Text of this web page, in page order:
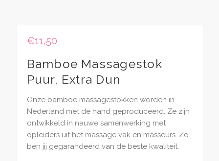
€11,50
Bamboe Massagestok
Puur, Extra Dun
Onze bamboe massagestokken worden in
Nederland met de hand geproduceerd. Ze zijn
ontwikkeld in nauwe samenwerking met
opleiders uit het massage vak en masseurs. Zo
ben jij gegarandeerd van de beste kwaliteit.